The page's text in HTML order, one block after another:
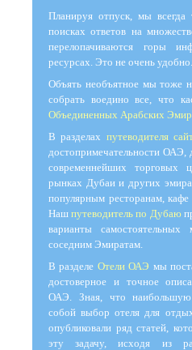
Планируя отпуск, мы всегда
поисках ответов на
перелопачиваются горы
ресурсах. Это не очень удобно.
Объять необъятное мы тоже
собрать воедино все, что
Объединенных Арабских
В разделах путеводителя
достопримечательности ОАЭ,
современнейших торговых
рынках Дубаи и других
популярным ресторанам,
Нашпутеводитель по Дубаю
варианты
соседним Эмиратам.
В разделе Отели ОАЭ мы
достоверное и точное
ОАЭ. Зная, что наибольшую
собой выбор отеля для
опубликовали ряд статей,
эту задачу, исходя из